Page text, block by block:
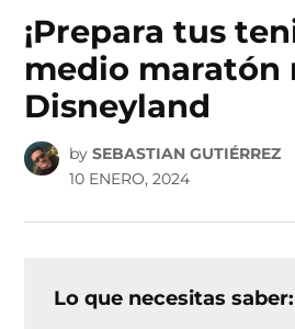
¡Prepara tus
medio maratón
Disneyland
by SEBASTIAN GUTIÉRREZ
10 ENERO, 2024
Lo que necesitas saber: